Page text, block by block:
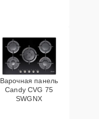
Варочная панель
Candy CVG 75
SWGNX